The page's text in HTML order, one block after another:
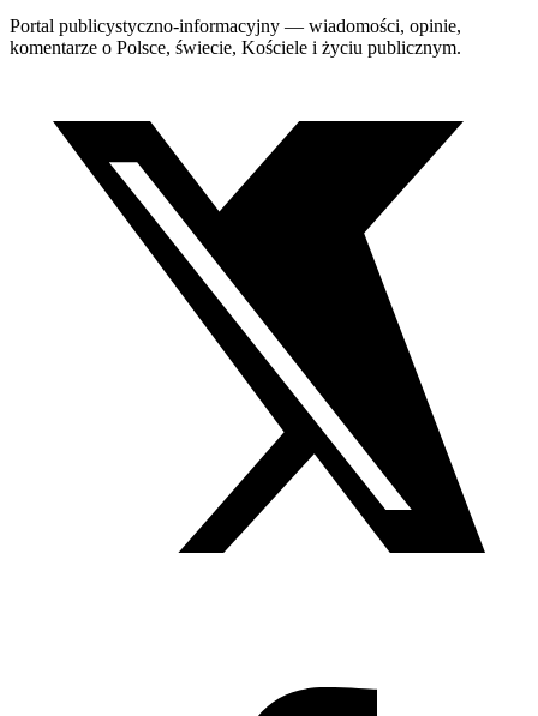
Portal publicystyczno-informacyjny — wiadomości, opinie,
komentarze o Polsce, świecie, Kościele i życiu publicznym.